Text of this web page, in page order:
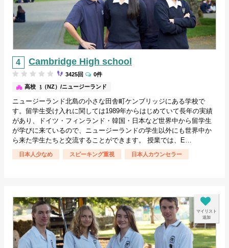
Cambridge High school
その他（NZ）/ニュージーランド
高校
3425回 0件
ニュージーランド北島の小さな田舎町ケンブリッジにある学校で
す。留学生受け入れに関しては1989年からはじめていて長年の実績
があり、ドイツ・フィンランド・韓国・日本など世界中から留学生
が学びに来ているので、ニュージーランドの学生以外にも世界中か
ら来た学生たちと交流することができます。 授業では、E…
日本人少なめ スピーキング重視 日本人カウンセラー
マイリスト
追加